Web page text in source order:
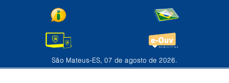
São Mateus-ES, 07 de agosto de 2026.